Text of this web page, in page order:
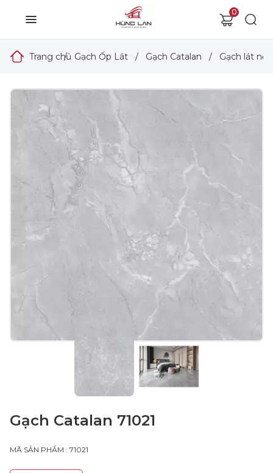
0
Trang chủ
/ Gạch Ốp Lát / Gạch Catalan / Gạch lát
Gạch Catalan 71021
MÃ SẢN PHẨM : 71021